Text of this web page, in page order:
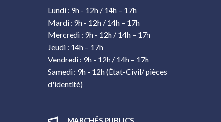
Lundi : 9h - 12h / 14h – 17h
Mardi : 9h - 12h / 14h – 17h
Mercredi : 9h - 12h / 14h – 17h
Jeudi : 14h – 17h
Vendredi : 9h - 12h / 14h – 17h
Samedi : 9h - 12h (État-Civil/ pièces
d'identité)
MARCHÉS PUBLICS